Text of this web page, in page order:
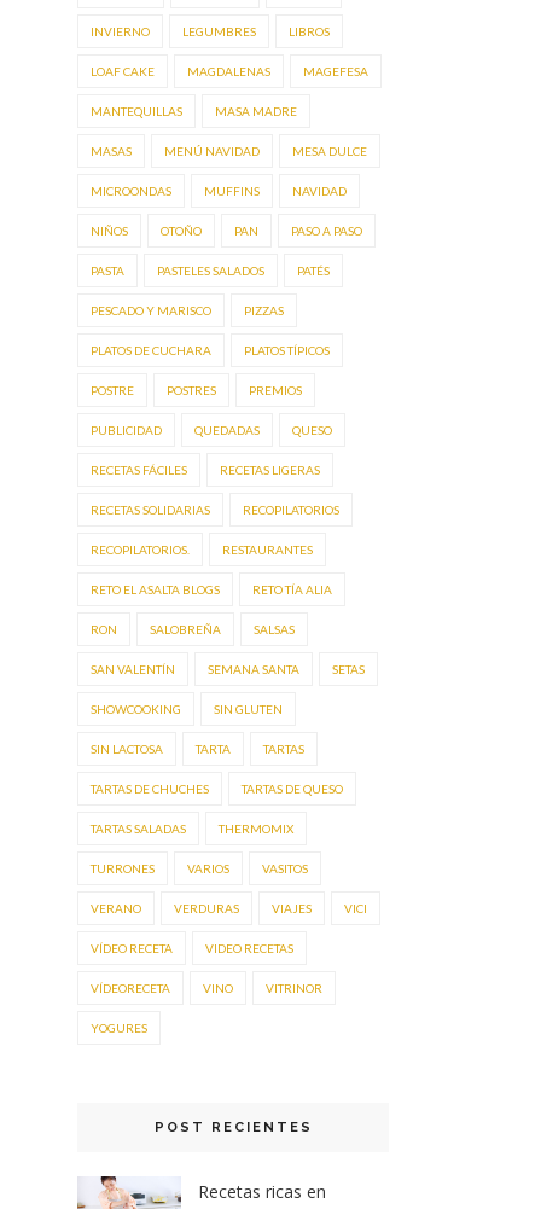
INVIERNO LEGUMBRES LIBROS
LOAF CAKE MAGDALENAS MAGEFESA
MANTEQUILLAS MASA MADRE
MASAS MENÚ NAVIDAD MESA DULCE
MICROONDAS MUFFINS NAVIDAD
NIÑOS OTOÑO PAN PASO A PASO
PASTA PASTELES SALADOS PATÉS
PESCADO Y MARISCO PIZZAS
PLATOS DE CUCHARA PLATOS TÍPICOS
POSTRE POSTRES PREMIOS
PUBLICIDAD QUEDADAS QUESO
RECETAS FÁCILES RECETAS LIGERAS
RECETAS SOLIDARIAS RECOPILATORIOS
RECOPILATORIOS. RESTAURANTES
RETO EL ASALTA BLOGS RETO TÍA ALIA
RON SALOBREÑA SALSAS
SAN VALENTÍN SEMANA SANTA SETAS
SHOWCOOKING SIN GLUTEN
SIN LACTOSA TARTA TARTAS
TARTAS DE CHUCHES TARTAS DE QUESO
TARTAS SALADAS THERMOMIX
TURRONES VARIOS VASITOS
VERANO VERDURAS VIAJES VICI
VÍDEO RECETA VIDEO RECETAS
VÍDEORECETA VINO VITRINOR
YOGURES
POST RECIENTES
Recetas ricas en